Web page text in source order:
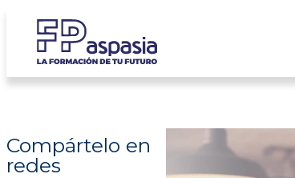
Saltar
contenido
Compártelo en
redes